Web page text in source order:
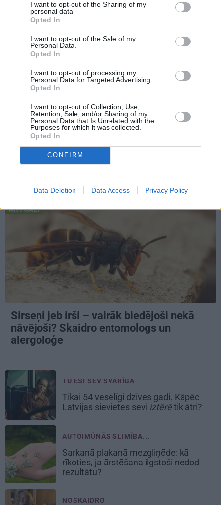
I want to opt-out of the Sharing of my
personal data.
Opted In
I want to opt-out of the Sale of my
Personal Data.
Opted In
I want to opt-out of processing my
Personal Data for Targeted Advertising.
Opted In
I want to opt-out of Collection, Use,
Retention, Sale, and/or Sharing of my
Personal Data that Is Unrelated with the
Purposes for which it was collected.
Opted In
CONFIRM
Data Deletion Data Access Privacy Policy
Influencere Martelly godīgi pasaka, vai tiešām precējās
Gluzunovas kleitā
AKTUĀLI
Sirseņi jeb irši – vairāk biedējoši nekā
nāvējoši? Skaidro entomologs un
alergoloģe
TU ESI SEV SVARĪGA
Tikai 54 veselīgi dzīves gadi. Kāpēc
Latvijas sievietes sevi iztērētik ātri?
AUTOIMŪNĀS SLIMĪBA...
Sarkanā plakanā mezgliņēde: kā
rīkoties, ja ārstēšana ilgstoši nedod
rezultātu?
NOSKAIDRO